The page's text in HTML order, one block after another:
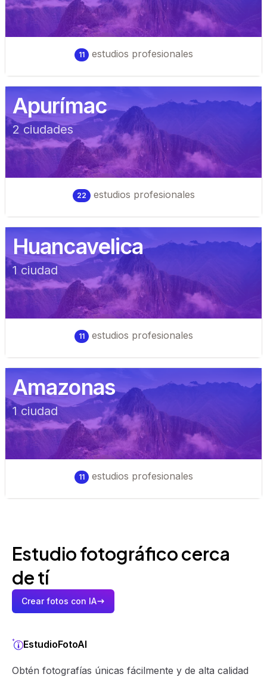
11 estudios profesionales
Apurímac
2 ciudades
22 estudios profesionales
Huancavelica
1 ciudad
11 estudios profesionales
Amazonas
1 ciudad
11 estudios profesionales
Estudio fotográfico cerca
de tí
Crear fotos con IA
EstudioFotoAI
Obtén fotografías únicas fácilmente y de alta calidad